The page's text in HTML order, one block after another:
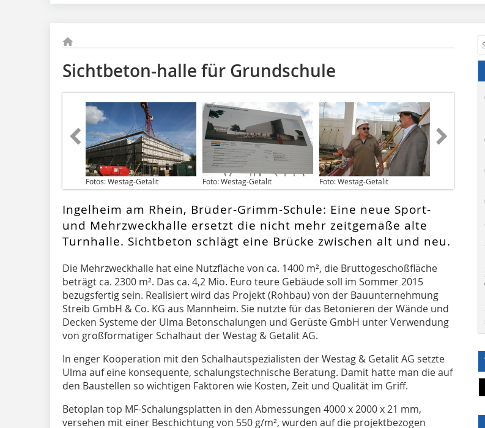
Sichtbeton-halle für Grundschule
Fotos: Westag-Getalit Foto: Westag-Getalit Foto: Westag-Getalit
Ingelheim am Rhein, Brüder-Grimm-Schule: Eine neue Sport-
und Mehrzweckhalle ersetzt die nicht mehr zeitgemäße alte
Turnhalle. Sichtbeton schlägt eine Brücke zwischen alt und neu.
Die Mehrzweckhalle hat eine Nutzfläche von ca. 1400 m², die Bruttogeschoßfläche
beträgt ca. 2300 m². Das ca. 4,2 Mio. Euro teure Gebäude soll im Sommer 2015
bezugsfertig sein. Realisiert wird das Projekt (Rohbau) von der Bauunternehmung
Streib GmbH & Co. KG aus Mannheim. Sie nutzte für das Betonieren der Wände und
Decken Systeme der Ulma Betonschalungen und Gerüste GmbH unter Verwendung
von großformatiger Schalhaut der Westag & Getalit AG.
In enger Kooperation mit den Schalhautspezialisten der Westag & Getalit AG setzte
Ulma auf eine konsequente, schalungstechnische Beratung. Damit hatte man die auf
den Baustellen so wichtigen Faktoren wie Kosten, Zeit und Qualität im Griff.
Betoplan top MF-Schalungsplatten in den Abmessungen 4000 x 2000 x 21 mm,
versehen mit einer Beschichtung von 550 g/m², wurden auf die projektbezogen